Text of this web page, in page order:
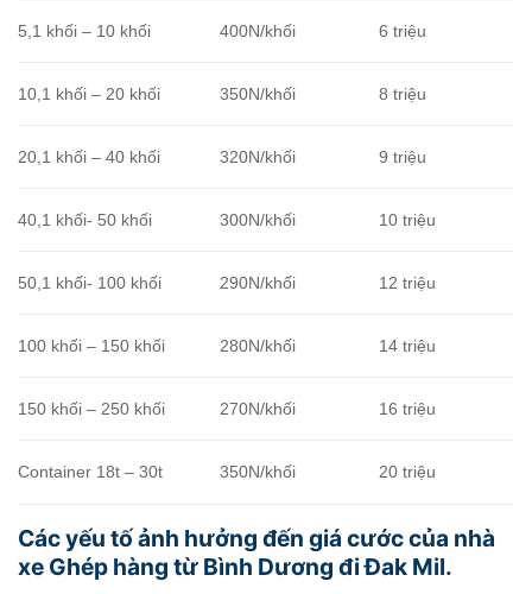
5,1 khối – 10 khối 400N/khối 6 triệu
10,1 khối – 20 khối 350N/khối 8 triệu
20,1 khối – 40 khối 320N/khối 9 triệu
40,1 khối- 50 khối 300N/khối 10 triệu
50,1 khối- 100 khối 290N/khối 12 triệu
100 khối – 150 khối 280N/khối 14 triệu
150 khối – 250 khối 270N/khối 16 triệu
Container 18t – 30t 350N/khối 20 triệu
Các yếu tố ảnh hưởng đến giá cước của nhà
xe Ghép hàng từ Bình Dương đi Đak Mil.